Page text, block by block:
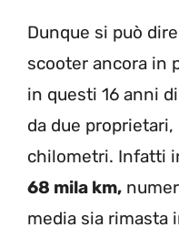
Dunque si può
scooter ancora in
in questi 16 anni
da due
chilometri. Infatti
68 mila km,
media sia rimasta